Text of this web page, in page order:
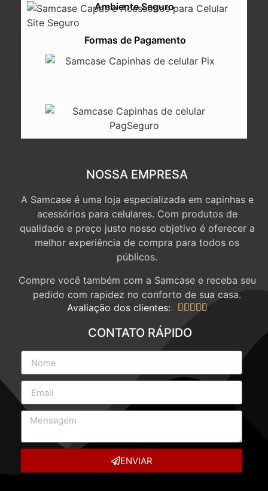
Ambiente Seguro
Formas de Pagamento
NOSSA EMPRESA
A Samcase é uma loja especializada em capinhas e
acessórios para celulares. Com produtos de
qualidade e preço justo nosso objetivo é oferecer a
melhor experiência de compra para todos os
públicos.
Compre você também com a Samcase e receba seu
pedido com rapidez no conforto de sua casa.
Avaliação dos clientes:
    
CONTATO RÁPIDO
ENVIAR